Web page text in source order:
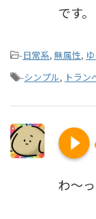
です。
-日常系, 無属性,
-シンプル, トラン
play_circle_filled
わ～